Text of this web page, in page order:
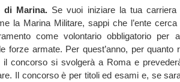
di Marina. Se vuoi iniziare la tua
la Marina Militare, sappi che l’ente
come volontario obbligatorio
forze armate. Per quest’anno, per
il concorso si svolgerà a Roma e
Il concorso è per titoli ed esami e, se